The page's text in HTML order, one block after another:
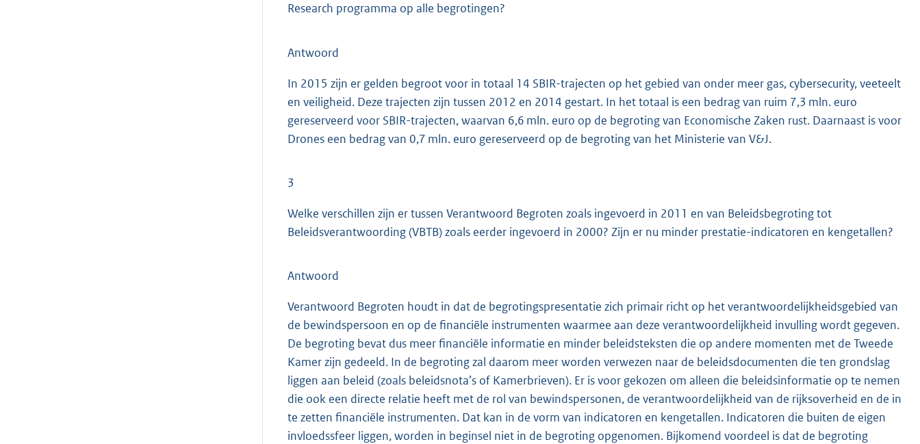
Research programma op alle begrotingen?
Antwoord
In 2015 zijn er gelden begroot voor in totaal 14 SBIR-trajecten op het gebied van onder meer gas, cybersecurity, veeteelt
en veiligheid. Deze trajecten zijn tussen 2012 en 2014 gestart. In het totaal is een bedrag van ruim 7,3 mln. euro
gereserveerd voor SBIR-trajecten, waarvan 6,6 mln. euro op de begroting van Economische Zaken rust. Daarnaast is voor
Drones een bedrag van 0,7 mln. euro gereserveerd op de begroting van het Ministerie van V&J.
3
Welke verschillen zijn er tussen Verantwoord Begroten zoals ingevoerd in 2011 en van Beleidsbegroting tot
Beleidsverantwoording (VBTB) zoals eerder ingevoerd in 2000? Zijn er nu minder prestatie-indicatoren en kengetallen?
Antwoord
Verantwoord Begroten houdt in dat de begrotingspresentatie zich primair richt op het verantwoordelijkheidsgebied van
de bewindspersoon en op de financiële instrumenten waarmee aan deze verantwoordelijkheid invulling wordt gegeven.
De begroting bevat dus meer financiële informatie en minder beleidsteksten die op andere momenten met de Tweede
Kamer zijn gedeeld. In de begroting zal daarom meer worden verwezen naar de beleidsdocumenten die ten grondslag
liggen aan beleid (zoals beleidsnota’s of Kamerbrieven). Er is voor gekozen om alleen die beleidsinformatie op te nemen
die ook een directe relatie heeft met de rol van bewindspersonen, de verantwoordelijkheid van de rijksoverheid en de in
te zetten financiële instrumenten. Dat kan in de vorm van indicatoren en kengetallen. Indicatoren die buiten de eigen
invloedssfeer liggen, worden in beginsel niet in de begroting opgenomen. Bijkomend voordeel is dat de begroting